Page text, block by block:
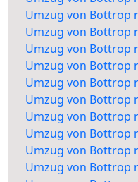
Umzug von Bottrop
Umzug von Bottrop
Umzug von Bottrop
Umzug von Bottrop
Umzug von Bottrop
Umzug von Bottrop
Umzug von Bottrop
Umzug von Bottrop
Umzug von Bottrop
Umzug von Bottrop